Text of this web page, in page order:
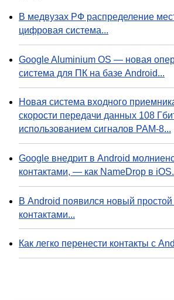
В медвузах РФ распределение
цифровая система...
Google Aluminium OS — новая
система для ПК на базе Android...
Новая система входного
скорости передачи данных 108
использованием сигналов PAM-8...
Google внедрит в Android
контактами, — как NameDrop в
В Android появился новый
контактами...
Как легко перенести контакты с